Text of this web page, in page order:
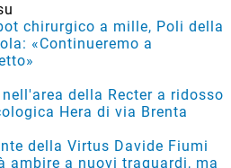
chirurgico a mille, Poli della
«Continueremo a
nell'area della Recter a ridosso
Hera di via Brenta
della Virtus Davide Fiumi
ambire a nuovi traguardi, ma